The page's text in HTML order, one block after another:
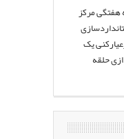
مرکز
یک
حلقه